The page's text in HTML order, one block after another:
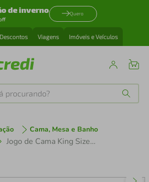
de inverno Quero
Viagens Imóveis e Veículos
Cama, Mesa e Banho
Jogo de Cama King Size Dohler 150 Fios 4 Peças Jardino